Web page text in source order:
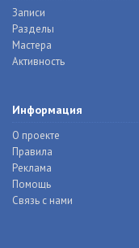
Записи
Разделы
Мастера
Активность
Информация
О проекте
Правила
Реклама
Помощь
Связь с нами